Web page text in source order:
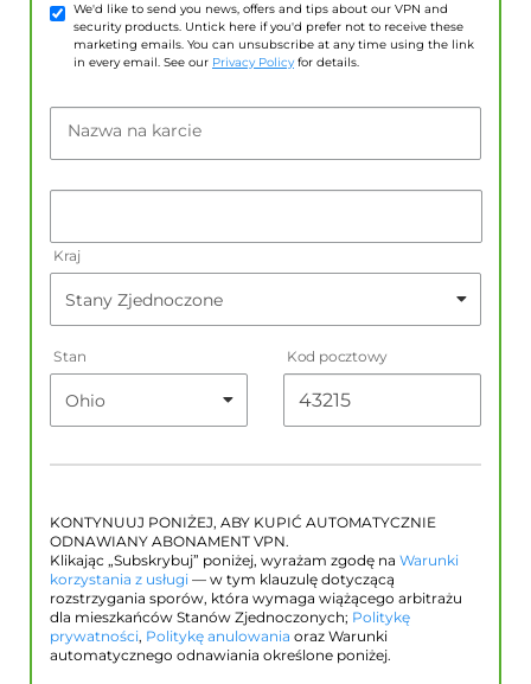
We'd like to send you news, offers and tips about our VPN and
security products. Untick here if you'd prefer not to receive these
marketing emails. You can unsubscribe at any time using the link
in every email. See our Privacy Policy for details.
Nazwa na karcie
Kraj
Stan Kod pocztowy
KONTYNUUJ PONIŻEJ, ABY KUPIĆ AUTOMATYCZNIE
ODNAWIANY ABONAMENT VPN.
Klikając „Subskrybuj” poniżej, wyrażam zgodę na Warunki
korzystania z usługi — w tym klauzulę dotyczącą
rozstrzygania sporów, która wymaga wiążącego arbitrażu
dla mieszkańców Stanów Zjednoczonych; Politykę
prywatności, Politykę anulowania oraz Warunki
automatycznego odnawiania określone poniżej.